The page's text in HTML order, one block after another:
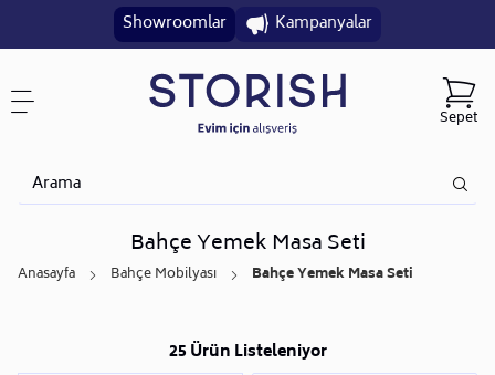
Showroomlar Kampanyalar
Sepet
Bahçe Yemek Masa Seti
Anasayfa Bahçe Mobilyası Bahçe Yemek Masa Seti
25 Ürün Listeleniyor